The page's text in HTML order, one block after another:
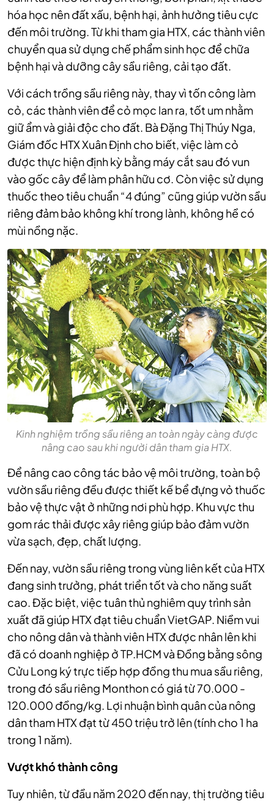
hóa học nên đất xấ‌u, bện‌h hạ‌i, ảnh hưởng tiêu cực
đến môi trường. Từ khi tham gia HTX, các thành viên
chuyển qua sử dụng chế phẩm sin‌h học để chữa
bện‌h hạ‌i và dưỡng cây sầu riêng, cải tạo đất.
Với cách trồng sầu riêng này, thay vì tốn công làm
cỏ, các thành viên để cỏ mọc lan ra, tốt um nhằm
giữ ẩm và gi‌ải độ‌c cho đất. Bà Đặng Thị Thúy Nga,
Giám đốc HTX Xuân Định cho biết, việc làm cỏ
được thực hiện định kỳ bằng máy cắt sau đó vun
vào gốc cây để làm phân hữu cơ. Còn việc sử dụng
thuốc theo tiêu chuẩn “4 đúng” cũng giúp vườn sầu
riêng đảm bảo không khí trong lành, không hề có
mùi nồng nặc.
Kinh nghiệm trồng sầu riêng an toàn ngày càng được
nâng cao sau khi người dân tham gia HTX.
Để nâng cao công tác bảo vệ môi trường, toàn bộ
vườn sầu riêng đều được thiết kế bể đựng vỏ thuốc
bảo vệ thực vật ở những nơi phù hợp. Khu vực thu
gom rác thải được xây riêng giúp bảo đảm vườn
vừa sạch, đẹp, chất lượng.
Đến nay, vườn sầu riêng trong vùng liên kết của HTX
đang sinh trưởng, phát triển tốt và cho năng suất
cao. Đặc biệt, việc tuân thủ nghiêm quy trình sản
xuất đã giúp HTX đạt tiêu chuẩn VietGAP. Niềm vui
cho nông dân và thành viên HTX được nhân lên khi
đã có doanh nghiệp ở TP.HCM và Đồng bằng sông
Cửu Long ký trực tiếp hợp đồng thu mua sầu riêng,
trong đó sầu riêng Monthon có giá từ 70.000 -
120.000 đồng/kg. Lợi nhuận bình quân của nông
dân tham HTX đạt từ 450 triệu trở lên (tính cho 1 ha
trong 1 năm).
Vượt khó thành công
Tuy nhiên, từ đầu năm 2020 đến nay, thị trường tiêu